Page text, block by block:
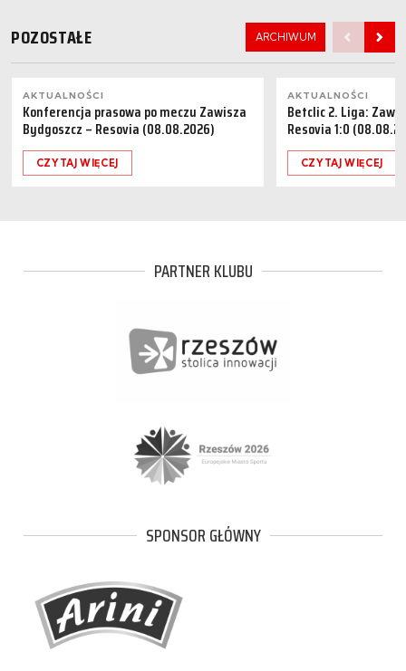
POZOSTAŁE ARCHIWUM
AKTUALNOŚCI
Konferencja prasowa po meczu Zawisza
Bydgoszcz – Resovia (08.08.2026)
CZYTAJ WIĘCEJ
AKTUALNOŚCI
Betclic 2. Liga:
Resovia 1:0
CZYTAJ WIĘCEJ
PARTNER KLUBU
SPONSOR GŁÓWNY